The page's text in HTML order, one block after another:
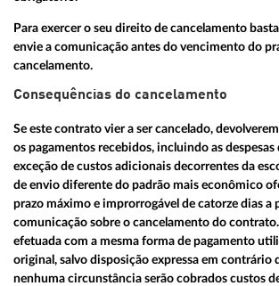
Para exercer o seu direito de cancelamento
envie a comunicação antes do vencimento do
cancelamento.
Consequências do cancelamento
Se este contrato vier a ser cancelado,
os pagamentos recebidos, incluindo as despesas
exceção de custos adicionais decorrentes da
de envio diferente do padrão mais econômico
prazo máximo e improrrogável de catorze dias a
comunicação sobre o cancelamento do
efetuada com a mesma forma de pagamento
original, salvo disposição expressa em contrário
nenhuma circunstância serão cobrados custos